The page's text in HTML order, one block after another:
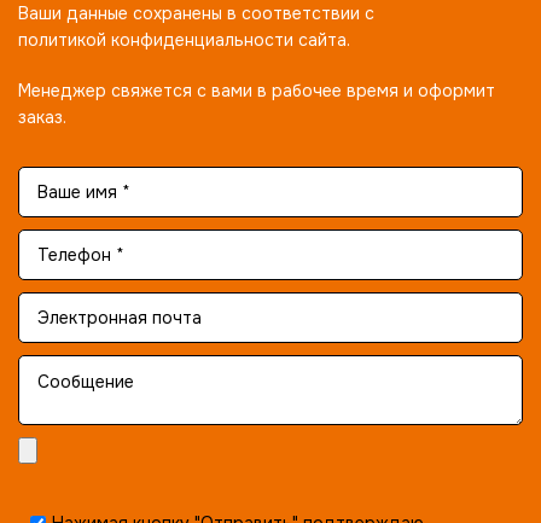
Ваши данные сохранены в соответствии с
политикой конфиденциальности сайта.
Менеджер свяжется с вами в рабочее время и оформит
заказ.